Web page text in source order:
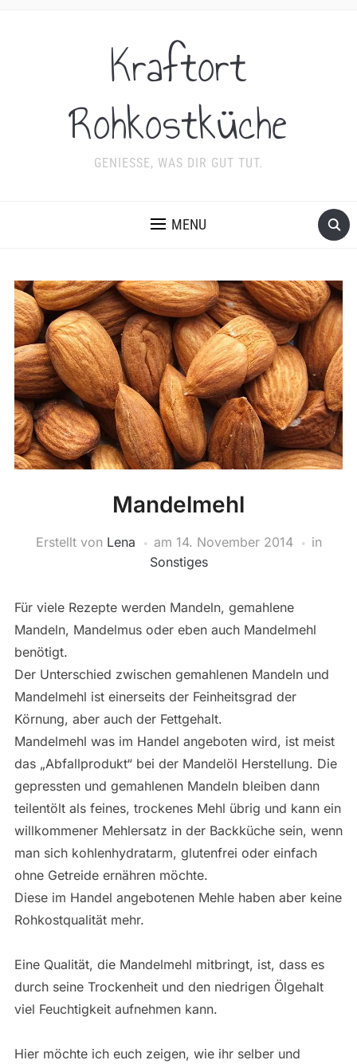
Kraftort
Rohkostküche
GENIESSE, WAS DIR GUT TUT.
MENU
Mandelmehl
Erstellt von Lena am 14. November 2014
in
Sonstiges
Für viele Rezepte werden Mandeln, gemahlene
Mandeln, Mandelmus oder eben auch Mandelmehl
benötigt.
Der Unterschied zwischen gemahlenen Mandeln und
Mandelmehl ist einerseits der Feinheitsgrad der
Körnung, aber auch der Fettgehalt.
Mandelmehl was im Handel angeboten wird, ist meist
das „Abfallprodukt“ bei der Mandelöl Herstellung. Die
gepressten und gemahlenen Mandeln bleiben dann
teilentölt als feines, trockenes Mehl übrig und kann ein
willkommener Mehlersatz in der Backküche sein, wenn
man sich kohlenhydratarm, glutenfrei oder einfach
ohne Getreide ernähren möchte.
Diese im Handel angebotenen Mehle haben aber keine
Rohkostqualität mehr.
Eine Qualität, die Mandelmehl mitbringt, ist, dass es
durch seine Trockenheit und den niedrigen Ölgehalt
viel Feuchtigkeit aufnehmen kann.
Hier möchte ich euch zeigen, wie ihr selber und